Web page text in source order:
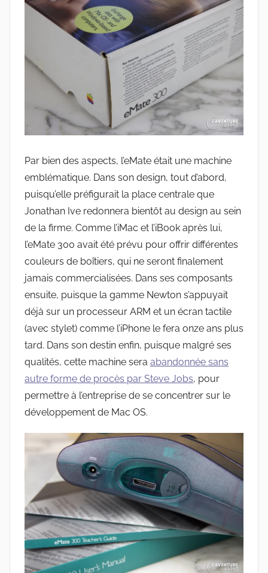
Par bien des aspects, l’eMate était une machine
emblématique. Dans son design, tout d’abord,
puisqu’elle préfigurait la place centrale que
Jonathan Ive redonnera bientôt au design au sein
de la firme. Comme l’iMac et l’iBook après lui,
l’eMate 300 avait été prévu pour offrir différentes
couleurs de boîtiers, qui ne seront finalement
jamais commercialisées. Dans ses composants
ensuite, puisque la gamme Newton s’appuyait
déjà sur un processeur ARM et un écran tactile
(avec stylet) comme l’iPhone le fera onze ans plus
tard. Dans son destin enfin, puisque malgré ses
qualités, cette machine sera abandonnée sans
autre forme de procès par Steve Jobs, pour
permettre à l’entreprise de se concentrer sur le
développement de Mac OS.